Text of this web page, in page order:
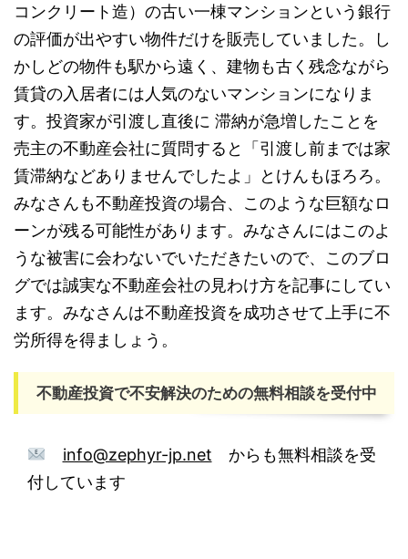
コンクリート造）の古い一棟マンションという銀行
の評価が出やすい物件だけを販売していました。し
かしどの物件も駅から遠く、建物も古く残念ながら
賃貸の入居者には人気のないマンションになりま
す。投資家が引渡し直後に 滞納が急増したことを
売主の不動産会社に質問すると「引渡し前までは家
賃滞納などありませんでしたよ」とけんもほろろ。
みなさんも不動産投資の場合、このような巨額なロ
ーンが残る可能性があります。みなさんにはこのよ
うな被害に会わないでいただきたいので、このブロ
グでは誠実な不動産会社の見わけ方を記事にしてい
ます。みなさんは不動産投資を成功させて上手に不
労所得を得ましょう。
不動産投資で不安解決のための無料相談を受付中
info@zephyr-jp.net からも無料相談を受
付しています